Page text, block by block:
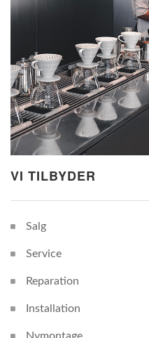
VI TILBYDER
Salg
Service
Reparation
Installation
Nymontage